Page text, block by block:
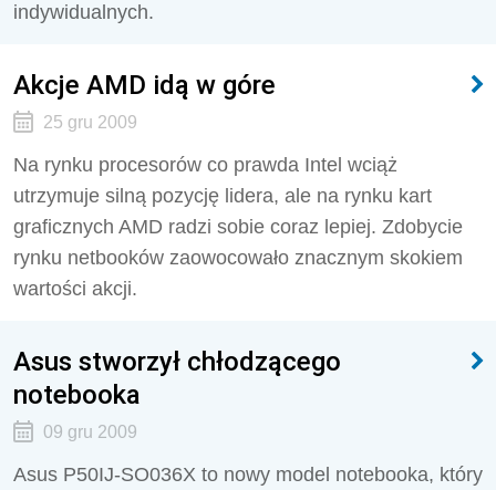
indywidualnych.
Akcje AMD idą w góre
25 gru 2009
Na rynku procesorów co prawda Intel wciąż
utrzymuje silną pozycję lidera, ale na rynku kart
graficznych AMD radzi sobie coraz lepiej. Zdobycie
rynku netbooków zaowocowało znacznym skokiem
wartości akcji.
Asus stworzył chłodzącego
notebooka
09 gru 2009
Asus P50IJ-SO036X to nowy model notebooka, który